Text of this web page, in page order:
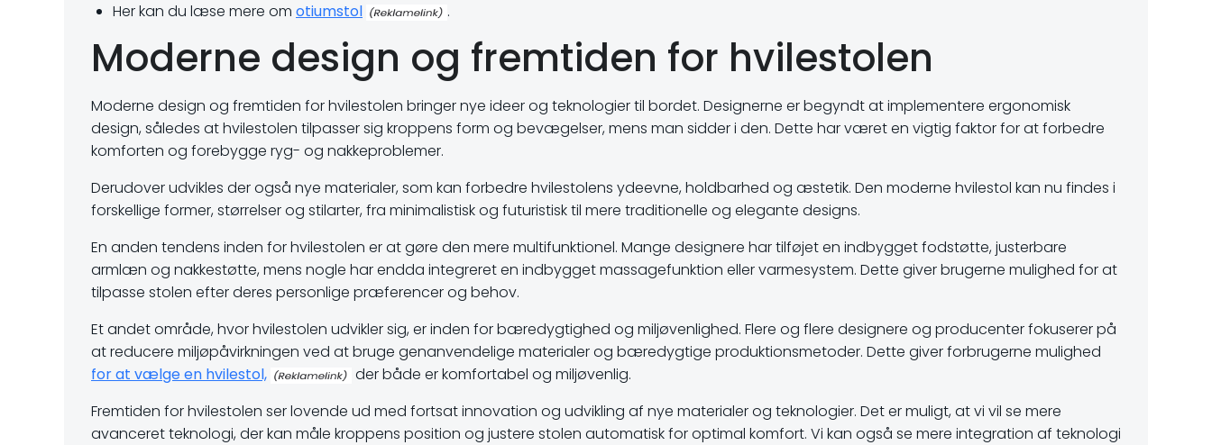
Her kan du læse mere om otiumstol .
Moderne design og fremtiden for hvilestolen
Moderne design og fremtiden for hvilestolen bringer nye ideer og teknologier til bordet. Designerne er begyndt at implementere ergonomisk
design, således at hvilestolen tilpasser sig kroppens form og bevægelser, mens man sidder i den. Dette har været en vigtig faktor for at forbedre
komforten og forebygge ryg- og nakkeproblemer.
Derudover udvikles der også nye materialer, som kan forbedre hvilestolens ydeevne, holdbarhed og æstetik. Den moderne hvilestol kan nu findes i
forskellige former, størrelser og stilarter, fra minimalistisk og futuristisk til mere traditionelle og elegante designs.
En anden tendens inden for hvilestolen er at gøre den mere multifunktionel. Mange designere har tilføjet en indbygget fodstøtte, justerbare
armlæn og nakkestøtte, mens nogle har endda integreret en indbygget massagefunktion eller varmesystem. Dette giver brugerne mulighed for at
tilpasse stolen efter deres personlige præferencer og behov.
Et andet område, hvor hvilestolen udvikler sig, er inden for bæredygtighed og miljøvenlighed. Flere og flere designere og producenter fokuserer på
at reducere miljøpåvirkningen ved at bruge genanvendelige materialer og bæredygtige produktionsmetoder. Dette giver forbrugerne mulighed
for at vælge en hvilestol,
der både er komfortabel og miljøvenlig.
Fremtiden for hvilestolen ser lovende ud med fortsat innovation og udvikling af nye materialer og teknologier. Det er muligt, at vi vil se mere
avanceret teknologi, der kan måle kroppens position og justere stolen automatisk for optimal komfort. Vi kan også se mere integration af teknologi